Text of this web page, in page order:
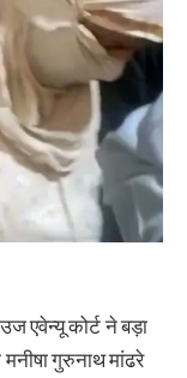
एवेन्यू कोर्ट ने बड़ा
गुरुनाथ मांढरे